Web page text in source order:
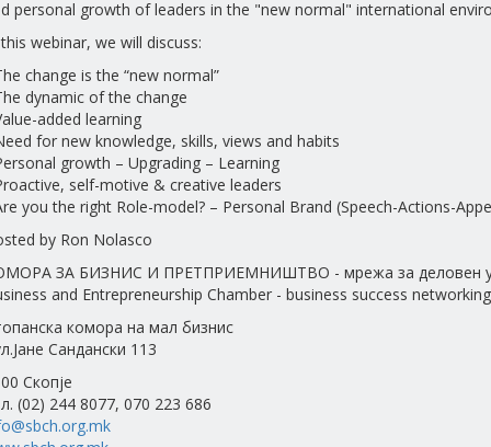
personal growth of leaders in the "new normal" international
webinar, we will discuss:
change is the “new normal”
dynamic of the change
added learning
for new knowledge, skills, views and habits
growth – Upgrading – Learning
self-motive & creative leaders
you the right Role-model? – Personal Brand (Speech-Actions-
by Ron Nolasco
ЗА БИЗНИС И ПРЕТПРИЕМНИШТВО - мрежа за деловен
and Entrepreneurship Chamber - business success networking
комора на мал бизнис
Сандански 113
Скопје
(02) 244 8077, 070 223 686